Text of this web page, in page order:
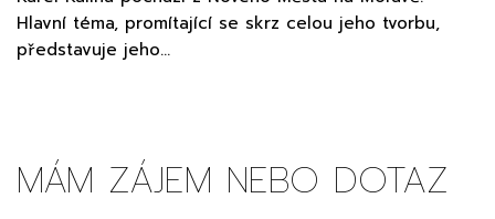
Hlavní téma, promítající se skrz celou jeho tvorbu,
představuje jeho…
MÁM ZÁJEM NEBO DOTAZ